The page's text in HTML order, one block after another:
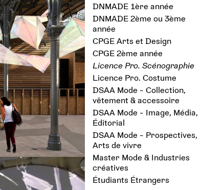
DNMADE 1ère année
DNMADE 2ème ou 3ème
année
CPGE Arts et Design
CPGE 2ème année
Licence Pro. Scénographie
Licence Pro. Costume
DSAA Mode - Collection,
vêtement & accessoire
DSAA Mode - Image, Média,
Éditorial
DSAA Mode - Prospectives,
Arts de vivre
Master Mode & Industries
créatives
Étudiants Étrangers